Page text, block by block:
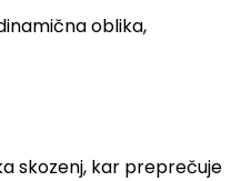
oblika,
skozenj, kar preprečuje